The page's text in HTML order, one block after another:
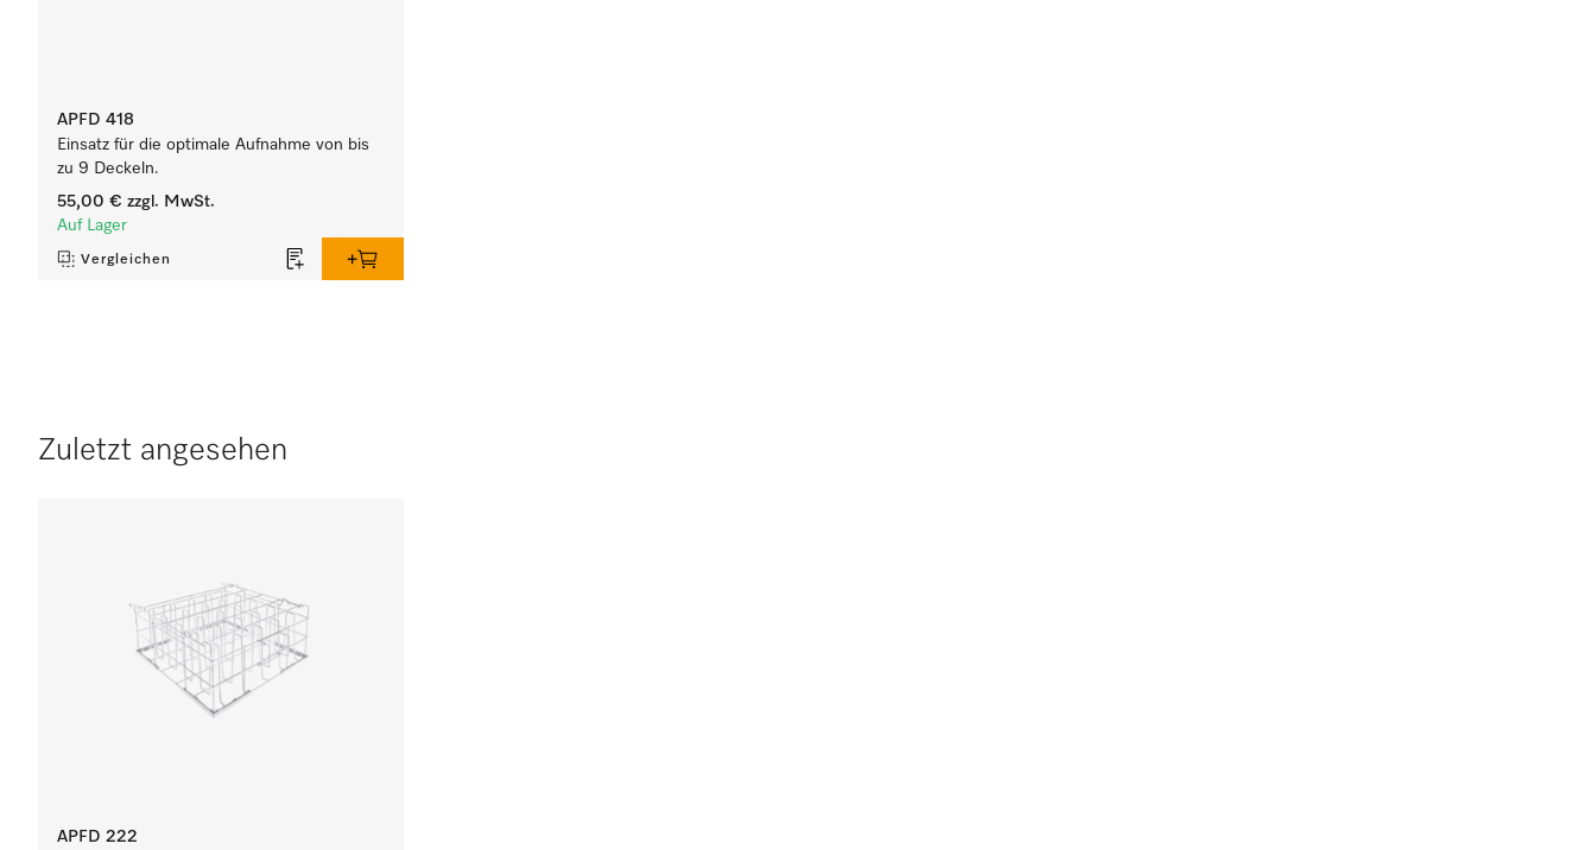
APFD 418
Einsatz für die optimale Aufnahme von bis
zu 9 Deckeln.
55,00 € zzgl. MwSt.
Auf Lager
Vergleichen
Zuletzt angesehen
APFD 222